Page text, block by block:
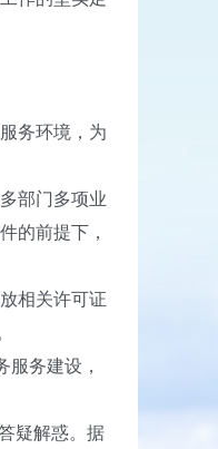
务环境，为
部门多项业
的前提下，
相关许可证
务建设，
疑解惑。据